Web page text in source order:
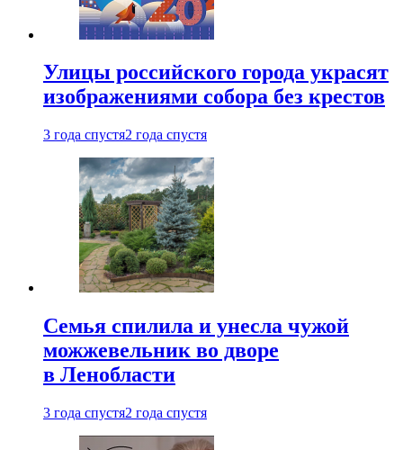
Улицы российского города украсят
изображениями собора без крестов
3 года спустя2 года спустя
Семья спилила и унесла чужой
можжевельник во дворе
в Ленобласти
3 года спустя2 года спустя